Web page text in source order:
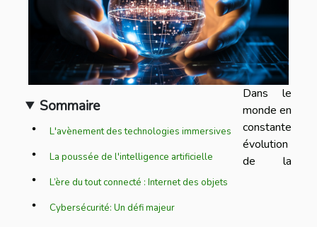
Sommaire
L'avènement des technologies immersives
La poussée de l'intelligence artificielle
L’ère du tout connecté : Internet des objets
Cybersécurité: Un défi majeur
Dans le
monde en
constante
évolution
de la